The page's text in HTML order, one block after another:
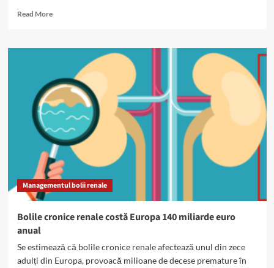
Read MoreRead
În
efectuate
200
transplanturi
renale
pe
an
Managementul bolii renale
Bolile cronice renale costă Europa 140 miliarde euro
anual
Se estimează că bolile cronice renale afectează unul din zece
adulți din Europa, provoacă milioane de decese premature în